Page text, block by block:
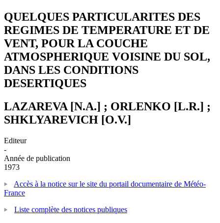
QUELQUES PARTICULARITES DES
REGIMES DE TEMPERATURE ET DE
VENT, POUR LA COUCHE
ATMOSPHERIQUE VOISINE DU SOL,
DANS LES CONDITIONS
DESERTIQUES
LAZAREVA [N.A.] ; ORLENKO [L.R.] ;
SHKLYAREVICH [O.V.]
Editeur
-
Année de publication
1973
Accès à la notice sur le site du portail documentaire de Météo-
France
Liste complète des notices publiques